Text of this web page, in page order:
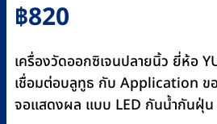
฿820
เครื่องวัดออกซิเจนปลายนิ้ว ยี่ห้อ
เชื่อมต่อบลูทูธ กับ Application ขอ
จอแสดงผล แบบ LED กันน้ำกันฝุ่